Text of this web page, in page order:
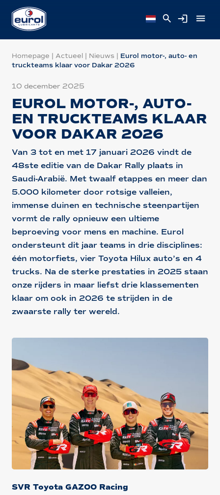
Homepage | Actueel | Nieuws | Eurol motor-, auto- en
truckteams klaar voor Dakar 2026
10 december 2025
EUROL MOTOR-, AUTO-
EN TRUCKTEAMS KLAAR
VOOR DAKAR 2026
Van 3 tot en met 17 januari 2026 vindt de
48ste editie van de Dakar Rally plaats in
Saudi-Arabië. Met twaalf etappes en meer dan
5.000 kilometer door rotsige valleien,
immense duinen en technische steenpartijen
vormt de rally opnieuw een ultieme
beproeving voor mens en machine. Eurol
ondersteunt dit jaar teams in drie disciplines:
één motorfiets, vier Toyota Hilux auto’s en 4
trucks. Na de sterke prestaties in 2025 staan
onze rijders in maar liefst drie klassementen
klaar om ook in 2026 te strijden in de
zwaarste rally ter wereld.
SVR Toyota GAZOO Racing